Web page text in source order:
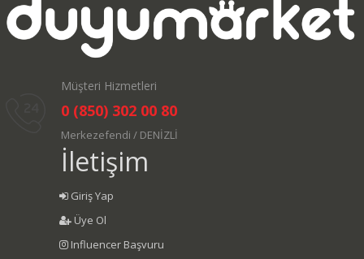
Müşteri Hizmetleri
0 (850) 302 00 80
Merkezefendi / DENİZLİ
İletişim
Giriş Yap
Üye Ol
Influencer Başvuru